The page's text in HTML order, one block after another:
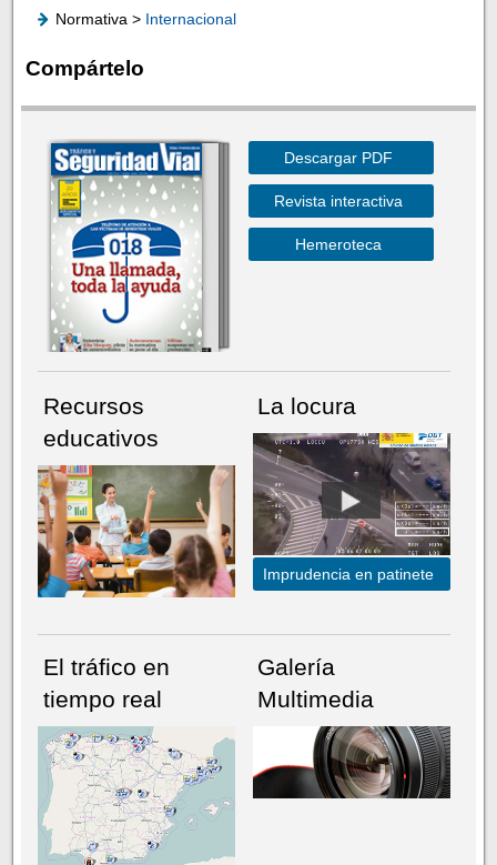
Normativa > Internacional
Compártelo
NÚMERO ACTUALHEMEROTECA
Descargar PDF
Revista interactiva
Hemeroteca
Recursos
educativos
La locura
Imprudencia en patinete
El tráfico en
tiempo real
Galería
Multimedia